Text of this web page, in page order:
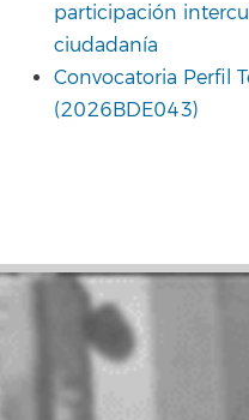
participación
ciudadanía
Convocatoria Perfil
(2026BDE043)